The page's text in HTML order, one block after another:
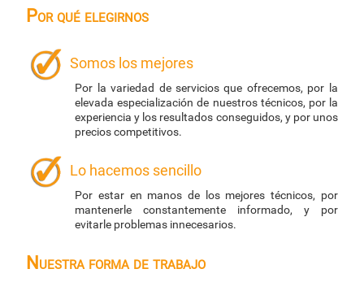
Por qué elegirnos
Somos los mejores
Por la variedad de servicios que ofrecemos, por la
elevada especialización de nuestros técnicos, por la
experiencia y los resultados conseguidos, y por unos
precios competitivos.
Lo hacemos sencillo
Por estar en manos de los mejores técnicos, por
mantenerle constantemente informado, y por
evitarle problemas innecesarios.
Nuestra forma de trabajo